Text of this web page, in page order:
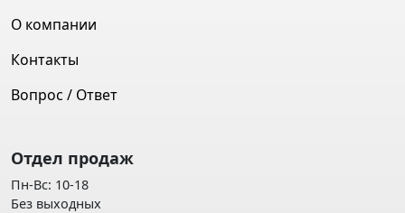
О компании
Контакты
Вопрос / Ответ
Отдел продаж
Пн-Вс: 10-18
Без выходных